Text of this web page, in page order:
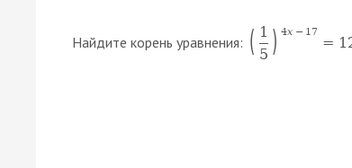
Найдите корень уравнения: ( 1
5 ) 4x − 17
=